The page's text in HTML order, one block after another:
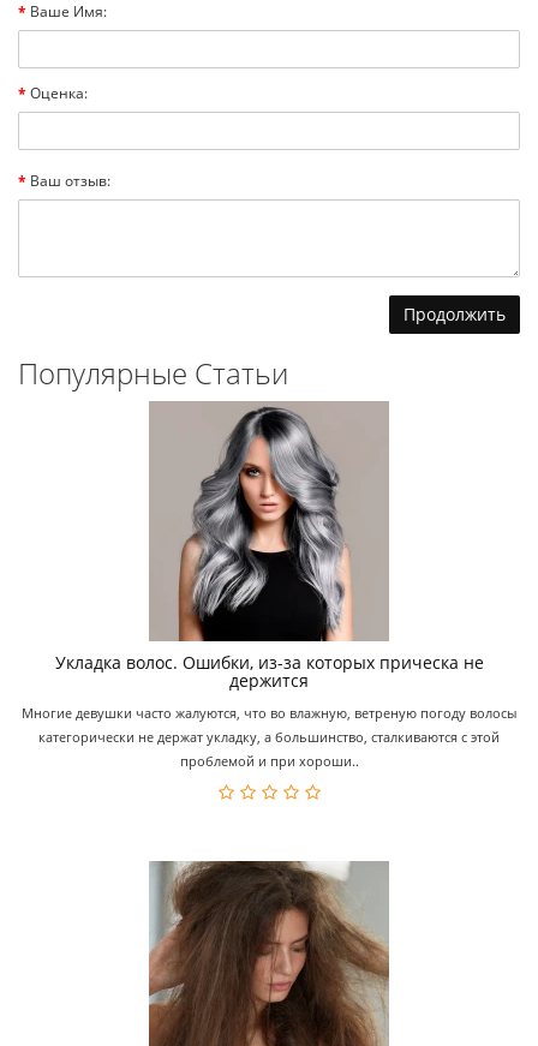
Ваше Имя:
Оценка:
Ваш отзыв:
Продолжить
Популярные Статьи
Укладка волос. Ошибки, из-за которых прическа не
держится
Многие девушки часто жалуются, что во влажную, ветреную погоду волосы
категорически не держат укладку, а большинство, сталкиваются с этой
проблемой и при хороши..